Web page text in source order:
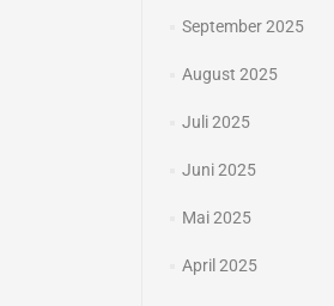
September 2025
August 2025
Juli 2025
Juni 2025
Mai 2025
April 2025